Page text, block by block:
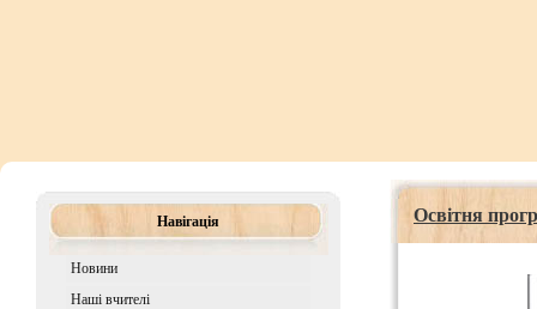
Навігація
Новини
Наші вчителі
Освітня